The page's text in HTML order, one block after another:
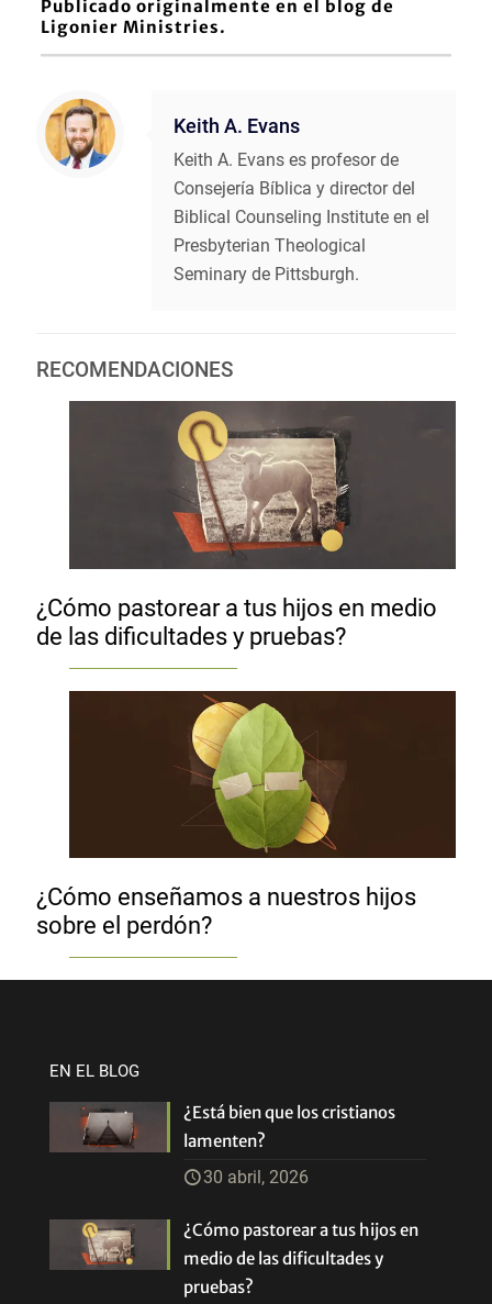
Publicado originalmente en el blog de
Ligonier Ministries.
Keith A. Evans
Keith A. Evans es profesor de
Consejería Bíblica y director del
Biblical Counseling Institute en el
Presbyterian Theological
Seminary de Pittsburgh.
RECOMENDACIONES
¿Cómo pastorear a tus hijos en medio
de las dificultades y pruebas?
¿Cómo enseñamos a nuestros hijos
sobre el perdón?
EN EL BLOG
¿Está bien que los cristianos
lamenten?
30 abril, 2026
¿Cómo pastorear a tus hijos en
medio de las dificultades y
pruebas?